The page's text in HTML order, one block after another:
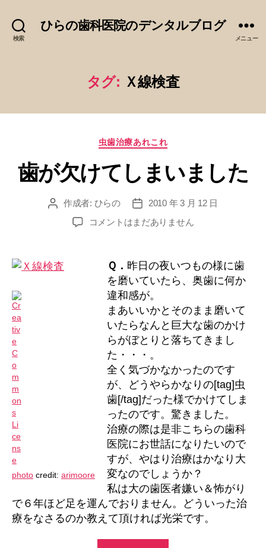
検索
ひらの歯科医院のデンタルブログ
メニュー
タグ: Ｘ線検査
カ
リ
虫歯治療あれこれ
歯が欠けてしまいました
投 作成者: ひらの
投
稿
日
2010 年 3 月 12 日
歯
コメントはまだありません
photo credit: arimoore
Ｑ． 昨日の夜いつもの様に歯
を磨いていたら、奥歯に何か
違和感が。
まあいいかとそのまま磨いて
いたらなんと巨大な歯のかけ
らがぼとりと落ちてきまし
た・・・。
全く気づかなかったのです
が、どうやらかなりの[tag]虫
歯[/tag]だった様でかけてしま
ったのです。驚きました。
治療の際は是非こちらの歯科
医院にお世話になりたいので
すが、やはり治療はかなり大
変なのでしょうか？
私は大の歯医者嫌い＆怖がり
で６年ほど足を運んでおりません。どういった治
療をなさるのか教えて頂ければ光栄です。